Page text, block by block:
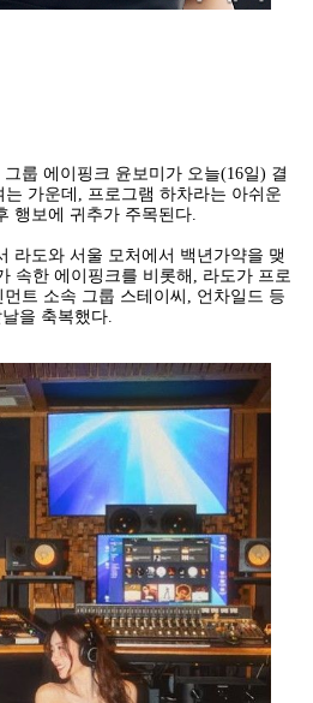
룹 에이핑크 윤보미가 오늘(16일) 결
가운데, 프로그램 하차라는 아쉬운
행보에 귀추가 주목된다.
라도와 서울 모처에서 백년가약을 맺
속한 에이핑크를 비롯해, 라도가 프로
트 소속 그룹 스테이씨, 언차일드 등
을 축복했다.